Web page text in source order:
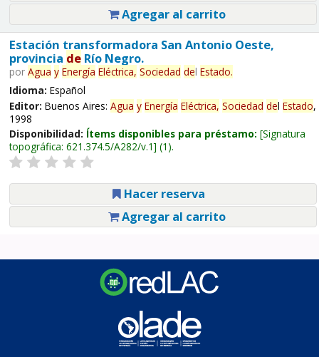
Agregar al carrito
Estación transformadora San Antonio Oeste,
provincia deRío Negro.
por Agua y Energía Eléctrica, Sociedad del Estado.
Idioma: Español
Editor: Buenos Aires: Agua y Energía Eléctrica, Sociedad del Estado,
1998
Disponibilidad: Ítems disponibles para préstamo: Signatura
topográfica: 621.374.5/A282/v.1 (1).
Hacer reserva
Agregar al carrito